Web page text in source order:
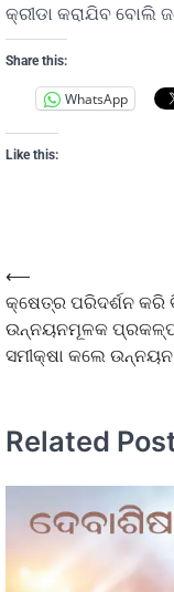
କ୍ରୀଡା କରାଯିବ ବୋଲି
Share this:
WhatsApp
Like this:
⟵
କ୍ଷେତ୍ର ପରିଦର୍ଶନ କରି
ଉନ୍ନୟନମୂଳକ
ସମୀକ୍ଷା କଲେ
Related